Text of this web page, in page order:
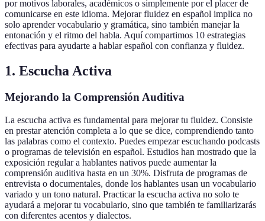
por motivos laborales, académicos o simplemente por el placer de
comunicarse en este idioma. Mejorar fluidez en español implica no
solo aprender vocabulario y gramática, sino también manejar la
entonación y el ritmo del habla. Aquí compartimos 10 estrategias
efectivas para ayudarte a hablar español con confianza y fluidez.
1. Escucha Activa
Mejorando la Comprensión Auditiva
La escucha activa es fundamental para mejorar tu fluidez. Consiste
en prestar atención completa a lo que se dice, comprendiendo tanto
las palabras como el contexto. Puedes empezar escuchando podcasts
o programas de televisión en español. Estudios han mostrado que la
exposición regular a hablantes nativos puede aumentar la
comprensión auditiva hasta en un 30%. Disfruta de programas de
entrevista o documentales, donde los hablantes usan un vocabulario
variado y un tono natural. Practicar la escucha activa no solo te
ayudará a mejorar tu vocabulario, sino que también te familiarizarás
con diferentes acentos y dialectos.